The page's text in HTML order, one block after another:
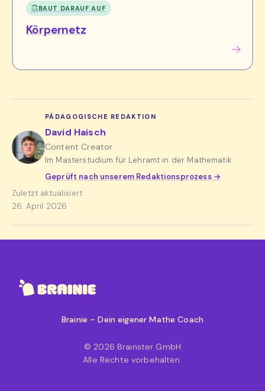
BAUT DARAUF AUF
Körpernetz
PÄDAGOGISCHE REDAKTION
David Haisch
Content Creator
Im Masterstudium für Lehramt in der Mathematik
Geprüft nach unserem Redaktionsprozess →
Zuletzt aktualisiert
26. April 2026
Brainie – Dein eigener Mathe Coach
© 2026 Brainster GmbH
Alle Rechte vorbehalten.